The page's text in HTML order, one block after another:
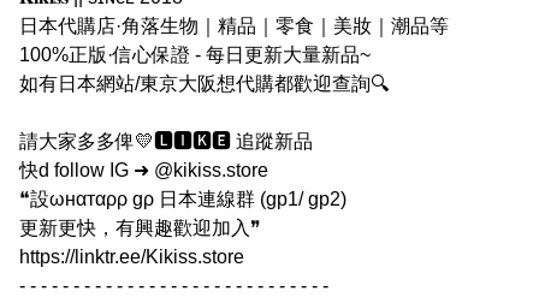
日本代購店·角落生物｜精品｜零食｜美妝｜潮品等
100%正版·信心保證 - 每日更新大量新品~
如有日本網站/東京大阪想代購都歡迎查詢🔍
請大家多多俾💛🅻🅸🅺🅴 追蹤新品
快d follow IG ➜ @kikiss.store
❝設ωнαтαρρ gρ 日本連線群 (gp1/ gp2)
更新更快，有興趣歡迎加入❞
https://linktr.ee/Kikiss.store
- - - - - - - - - - - - - - - - - - - - - - - - - - - - -